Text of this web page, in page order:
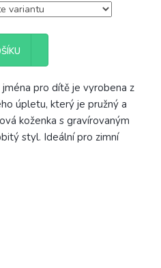
pro dítě je vyrobena z
úpletu, který je pružný a
koženka s gravírovaným
styl. Ideální pro zimní